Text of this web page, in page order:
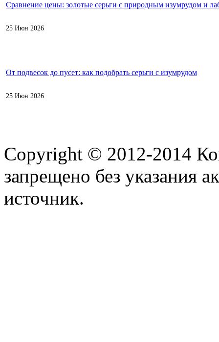
Сравнение цены: золотые серьги с природным изумрудом и
25 Июн 2026
От подвесок до пусет: как подобрать серьги с изумрудом
25 Июн 2026
Copyright © 2012-2014
запрещено без указания
источник.